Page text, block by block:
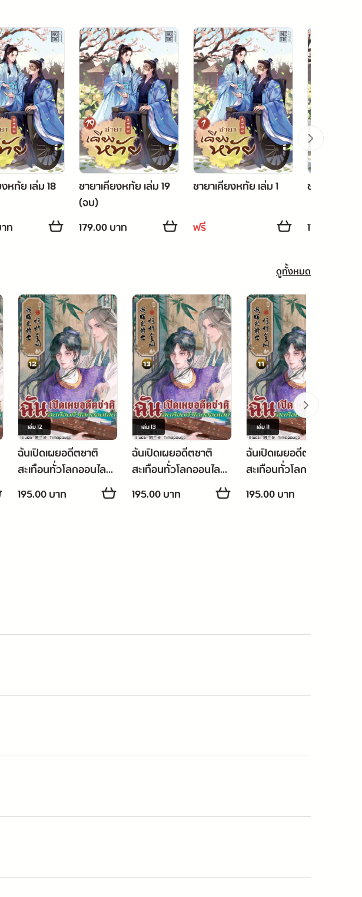
All rights reserved.
Ink Stone Entertainment Co., Ltd.
หทัย เล่ม 18
ท
ชายาเคียงหทัย เล่ม 19
(จบ)
179.00 บาท
ชายาเคียงหทัย เล่ม 1
ฟรี
ชายาเคียงห
179.00 บาท
ดูทั้งหมด
เล่ม12
ฉันเปิดเผยอดีตชาติ
สะเทือนทั่วโลกออนไลน์
เล่ม 12
195.00 บาท
เล่ม13
ฉันเปิดเผยอดีตชาติ
สะเทือนทั่วโลกออนไลน์
เล่ม 13
195.00 บาท
เล่ม11
ฉันเปิดเผยอดีตชาติ
สะเทือนทั่วโลกออนไลน์
เล่ม 11
195.00 บาท